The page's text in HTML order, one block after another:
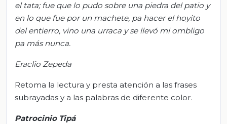
el tata; fue que lo pudo sobre una piedra del patio y
en lo que fue por un machete, pa hacer el hoyito
del entierro, vino una urraca y se llevó mi ombligo
pa más nunca.
Eraclio Zepeda
Retoma la lectura y presta atención a las frases
subrayadas y a las palabras de diferente color.
Patrocinio Tipá